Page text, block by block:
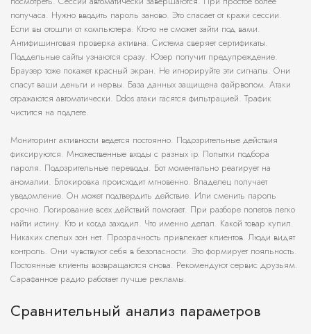
получаса. Нужно вводить пароль заново. Это спасает от кражи сессии.
Если вы отошли от компьютера. Кто-то не сможет зайти под вами.
Антифишинговая проверка активна. Система сверяет сертификаты.
Поддельные сайты узнаются сразу. Юзер получит предупреждение.
Браузер тоже покажет красный экран. Не игнорируйте эти сигналы. Они
спасут ваши деньги и нервы. База данных защищена файрволом. Атаки
отражаются автоматически. Ddos атаки гасятся фильтрацией. Трафик
чистится на подлете.
Мониторинг активности ведется постоянно. Подозрительные действия
фиксируются. Множественные входы с разных ip. Попытки подбора
пароля. Подозрительные переводы. Бот моментально реагирует на
аномалии. Блокировка происходит мгновенно. Владелец получает
уведомление. Он может подтвердить действие. Или сменить пароль
срочно. Логирование всех действий помогает. При разборе полетов легко
найти истину. Кто и когда заходил. Что именно делал. Какой товар купил.
Никаких слепых зон нет. Прозрачность привлекает клиентов. Люди видят
контроль. Они чувствуют себя в безопасности. Это формирует лояльность.
Постоянные клиенты возвращаются снова. Рекомендуют сервис друзьям.
Сарафанное радио работает лучше рекламы.
Сравнительный анализ параметров